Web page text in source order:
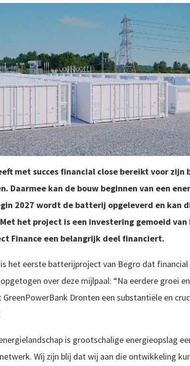
met succes financial close bereikt voor
Daarmee kan de bouw beginnen van een
2027 wordt de batterij opgeleverd en kan
het project is een investering gemoeid
Finance een belangrijk deel financiert.
het eerste batterijproject van Begro dat
over deze mijlpaal: “Na eerdere groei
Dronten een substantiële en
is grootschalige energieopslag
Wij zijn blij dat wij aan die ontwikkeling